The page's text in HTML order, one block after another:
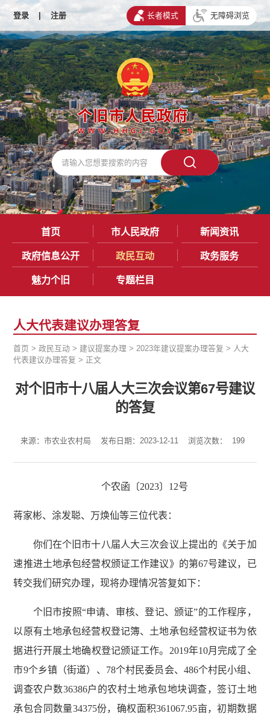
登录 | 注册 长者模式 无障碍浏览
首页 市人民政府 新闻资讯
政府信息公开 政民互动 政务服务
魅力个旧 专题栏目
人大代表建议办理答复
首页 >政民互动 > 建议提案办理 >2023年建议提案办理答复 > 人大
代表建议办理答复 > 正文
对个旧市十八届人大三次会议第67号建议
的答复
来源：市农业农村局 发布日期：2023-12-11 浏览次数： 199
个农函〔2023〕12号
蒋家彬、涂发聪、万焕仙等三位代表：
你们在个旧市十八届人大三次会议上提出的《关于加
速推进土地承包经营权颁证工作建议》的第67号建议，已
转交我们研究办理，现将办理情况答复如下：
个旧市按照“申请、审核、登记、颁证”的工作程序，
以原有土地承包经营权登记簿、土地承包经营权证书为依
据进行开展土地确权登记颁证工作。2019年10月完成了全
市9个乡镇（街道）、78个村民委员会、486个村民小组、
调查农户数36386户的农村土地承包地块调查，签订土地
承包合同数量34375份，确权面积361067.95亩，初期数据